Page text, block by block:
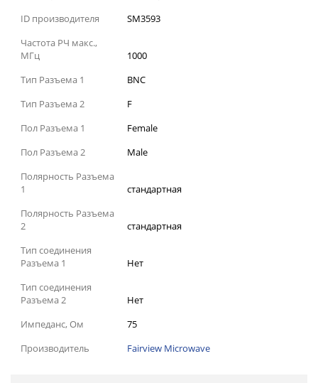
ID производителя
SM3593
Частота РЧ макс.,
МГц
1000
Тип Разъема 1
BNC
Тип Разъема 2
F
Пол Разъема 1
Female
Пол Разъема 2
Male
Полярность Разъема
1
стандартная
Полярность Разъема
2
стандартная
Тип соединения
Разъема 1
Нет
Тип соединения
Разъема 2
Нет
Импеданс, Ом
75
Производитель
Fairview Microwave